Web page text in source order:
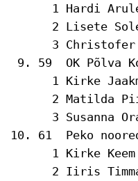
1 Hardi
2 Lisete
3
9. 59  OK Põlva
1 Kirke
2 Matilda
3 Susanna
10. 61  Peko
1 Kirke
2 Iiris